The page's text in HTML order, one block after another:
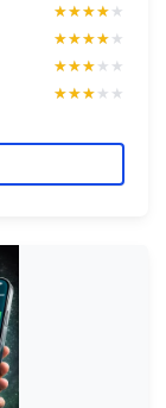
★★★★★
★★★★★
★★★★★
★★★★★
★★★★★
★★★★★
★★★★★
★★★★★